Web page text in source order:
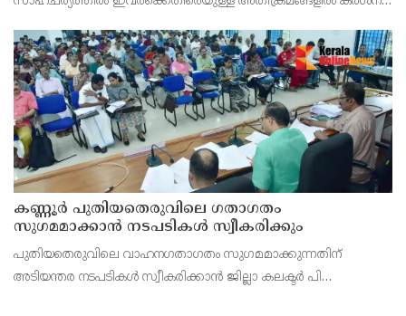
കെ. സോമപ്രസാദ്.
കണ്ണൂർ പുതിയതെരുവിലെ ഗതാഗതം
സുഗമമാക്കാന്‍ നടപടികള്‍ സ്വീകരിക്കും
പുതിയതെരുവിലെ വാഹനഗതാഗതം സുഗമമാക്കുന്നതിന്
അടിയന്തര നടപടികള്‍ സ്വീകരിക്കാന്‍ ജില്ലാ കലക്ടര്‍ പി